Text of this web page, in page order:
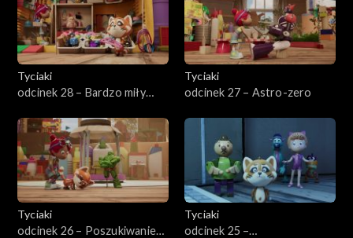
Tyciaki
odcinek 28 – Bardzo miły
Tyciaki
odcinek 27 – Astro-zero
Tyciaki
odcinek 26 – Poszukiwanie
Tyciaki
odcinek 25 –